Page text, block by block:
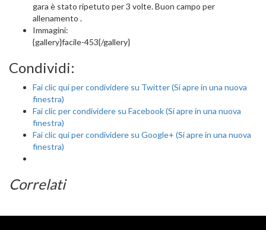
gara è stato ripetuto per 3 volte. Buon campo per
allenamento .
Immagini:
{gallery}facile-453{/gallery}
Condividi:
Fai clic qui per condividere su Twitter (Si apre in una nuova
finestra)
Fai clic per condividere su Facebook (Si apre in una nuova
finestra)
Fai clic qui per condividere su Google+ (Si apre in una nuova
finestra)
Correlati